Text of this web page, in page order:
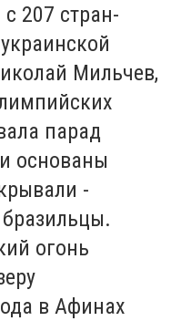
207 стран-
Мильчев,
парад
основаны
-
бразильцы.
огонь
в Афинах